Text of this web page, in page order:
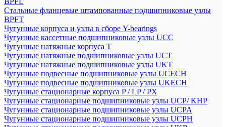
Стальные фланцевые штампованные подшипниковые узлы
BPFT
Чугунные корпуса и узлы в сборе Y-bearings
Чугунные кассетные подшипниковые узлы UCC
Чугунные натяжные корпуса T
Чугунные натяжные подшипниковые узлы UCT
Чугунные натяжные подшипниковые узлы UKT
Чугунные подвесные подшипниковые узлы UCECH
Чугунные подвесные подшипниковые узлы UKECH
Чугунные стационарные корпуса P / LP / PX
Чугунные стационарные подшипниковые узлы UCP/ KHP
Чугунные стационарные подшипниковые узлы UCPA
Чугунные стационарные подшипниковые узлы UCPH